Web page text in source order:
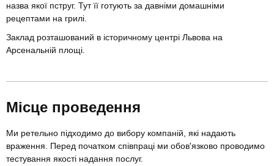
назва якої пструг. Тут її готують за давніми домашніми
рецептами на грилі.
Заклад розташований в історичному центрі Львова на
Арсенальній площі.
Місце проведення
Ми ретельно підходимо до вибору компаній, які надають
враження. Перед початком співпраці ми обов'язково проводимо
тестування якості надання послуг.